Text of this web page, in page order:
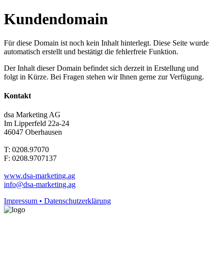
Kundendomain
Für diese Domain ist noch kein Inhalt hinterlegt. Diese Seite wurde
automatisch erstellt und bestätigt die fehlerfreie Funktion.
Der Inhalt dieser Domain befindet sich derzeit in Erstellung und
folgt in Kürze. Bei Fragen stehen wir Ihnen gerne zur Verfügung.
Kontakt
dsa Marketing AG
Im Lipperfeld 22a-24
46047 Oberhausen
T: 0208.97070
F: 0208.9707137
www.dsa-marketing.ag
info@dsa-marketing.ag
Impressum • Datenschutzerklärung